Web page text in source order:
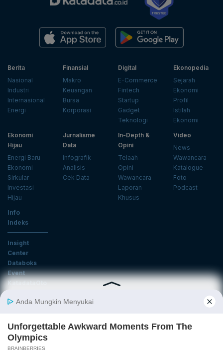
Berita
Nasional
Industri
Internasional
Energi
Finansial
Makro
Keuangan
Bursa
Korporasi
Digital
E-Commerce
Fintech
Startup
Gadget
Teknologi
Ekonopedia
Sejarah
Ekonomi
Profil
Istilah
Ekonomi
Ekonomi
Hijau
Energi Baru
Ekonomi
Sirkular
Investasi
Hijau
Jurnalisme
Data
Infografik
Analisis
Cek Data
In-Depth &
Opini
Telaah
Opini
Wawancara
Laporan
Khusus
Video
News
Wawancara
Katalogue
Foto
Podcast
Info
Indeks
Insight
Center
Databoks
Event
KatadataOto
Email
Daftar